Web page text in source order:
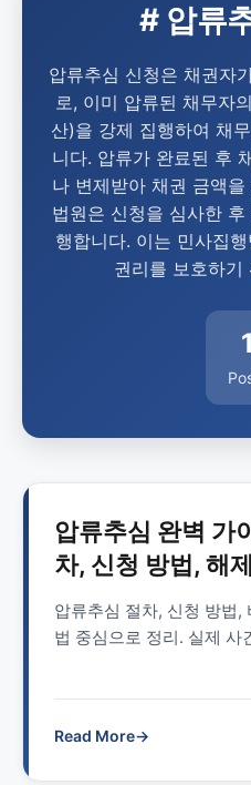
# 압류
압류추심 신청은 채권자
로, 이미 압류된 채무자
산)을 강제 집행하여 채
니다. 압류가 완료된 후
나 변제받아 채권 금액
법원은 신청을 심사한
행합니다. 이는 민사집
권리를 보호하기
1
압류추심 완벽 가
차, 신청 방법, 해
압류추심 절차, 신청 방법,
법 중심으로 정리. 실제 사
Read More→